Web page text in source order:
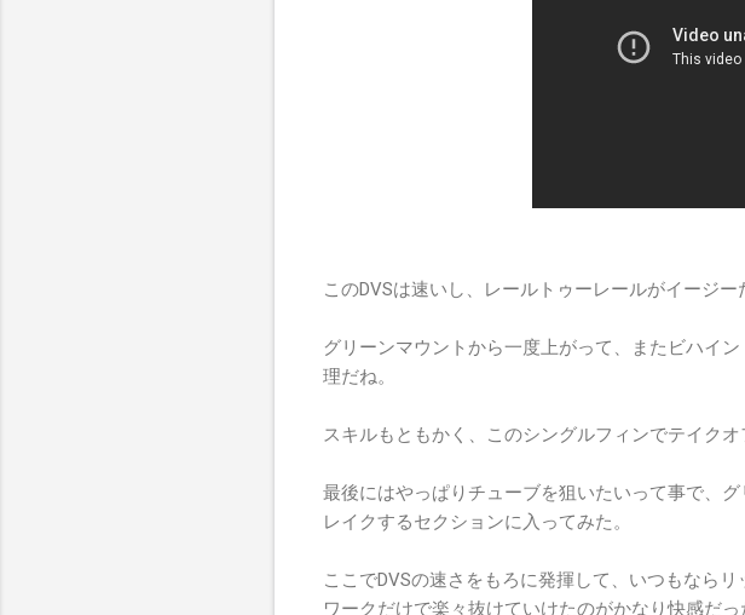
このDVSは速いし、レールトゥーレールがイージー
グリーンマウントから一度上がって、またビハイ
理だね。
スキルもともかく、このシングルフィンでテイクオ
最後にはやっぱりチューブを狙いたいって事で、
レイクするセクションに入ってみた。
ここでDVSの速さをもろに発揮して、いつもなら
ワークだけで楽々抜けていけたのがかなり快感だっ